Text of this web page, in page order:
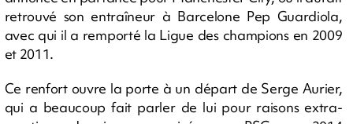
retrouvé son entraîneur à Barcelone Pep Guardiola,
avec qui il a remporté la Ligue des champions en 2009
et 2011.
Ce renfort ouvre la porte à un départ de Serge Aurier,
qui a beaucoup fait parler de lui pour raisons extra-